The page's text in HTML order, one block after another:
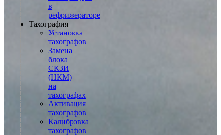
в
рефрижераторе
Тахография
Установка
тахографов
Замена
блока
СКЗИ
(НКМ)
на
тахографах
Активация
тахографов
Калибровка
тахографов